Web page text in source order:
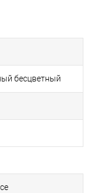
бесцветный